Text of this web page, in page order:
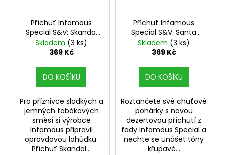
Příchuť Infamous
Special S&V: Skandal
(Tabák s vanilkou,
skořicí a karamelem)
nálepka Kolek R
Skladem (3 ks)
369 Kč
DO KOŠÍKU
Pro příznivce sladkých a
jemných tabákových
směsí si výrobce
Infamous připravil
opravdovou lahůdku.
Příchuť Skandal...
Příchuť Infamous
Special S&V: Santa
(Sušenka s vanilkou a
skořicí) objem 10ml
Kolek R
Skladem (3 ks)
369 Kč
DO KOŠÍKU
Roztančete své chuťové
pohárky s novou
dezertovou příchutí z
řady Infamous Special a
nechte se unášet tóny
křupavé...